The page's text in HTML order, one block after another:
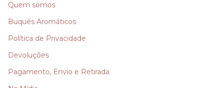
Quem somos
Buquês Aromáticos
Política de Privacidade
Devoluções
Pagamento, Envio e Retirada